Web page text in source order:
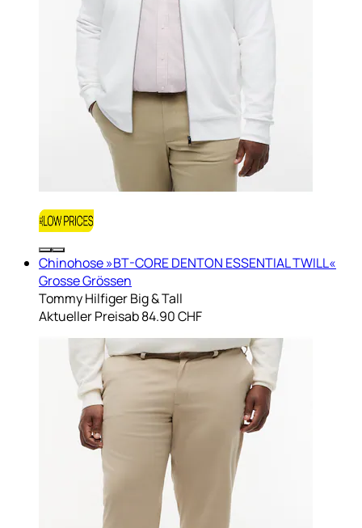
Chinohose »BT-CORE DENTON ESSENTIAL TWILL«
Grosse Grössen
Tommy Hilfiger Big & Tall
Aktueller Preisab84.90 CHF